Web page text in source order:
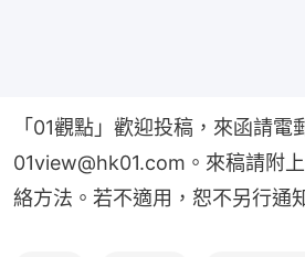
「01觀點」歡迎投稿，來函請電
01view@hk01.com。來稿請附
絡方法。若不適用，恕不另行通